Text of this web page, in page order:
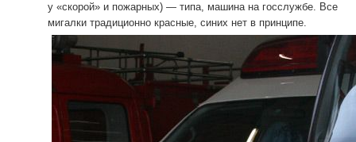
у «скорой» и пожарных) — типа, машина на госслужбе. Все
мигалки традиционно красные, синих нет в принципе.